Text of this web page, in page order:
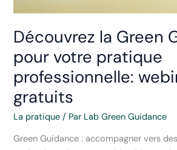
Découvrez la Green
pour votre pratique
professionnelle:
gratuits
La pratique / Par Lab Green Guidance
Green Guidance : accompagner vers